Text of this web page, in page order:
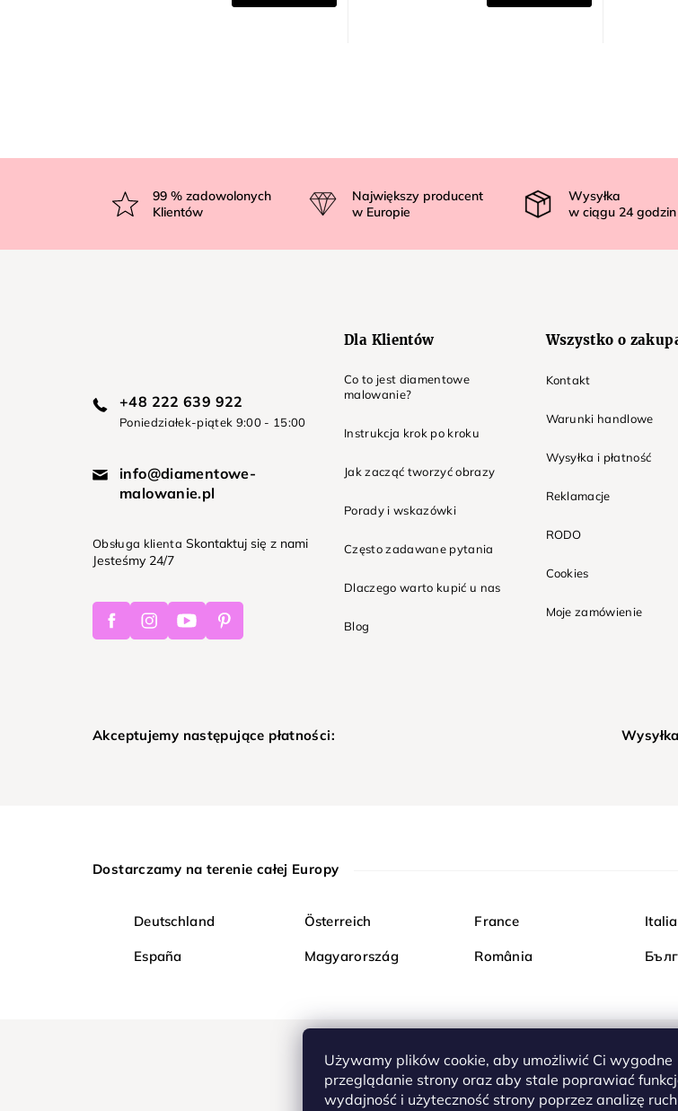
Używamy plików cookie, aby umożliwić Ci wygodne
przeglądanie strony oraz aby stale poprawiać
wydajność i użyteczność strony poprzez analizę
p
99% zadowolonych
Klientów
Największy producent
w Europie
Wysyłka
w ciągu 24 godzin
+48 222 639 922
Poniedziałek-piątek 9:00 - 15:00
info@diamentowe-
malowanie.pl
Obsługa klienta Skontaktuj się z nami
Jesteśmy 24/7
FacebookInstagramYoutubePinterest
Dla Klientów
Co to jest diamentowe
malowanie?
Instrukcja krok po kroku
Jak zacząć tworzyć obrazy
Porady i wskazówki
Często zadawane pytania
Dlaczego warto kupić u nas
Blog
Wszystko o
Kontakt
Warunki handlowe
Wysyłka i płatność
Reklamacje
RODO
Cookies
Moje zamówienie
Akceptujemy następujące płatności:
Dostarczamy na terenie całej Europy
Deutschland Österreich France Italia
España Magyarország România